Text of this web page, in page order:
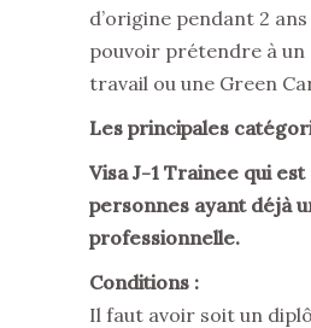
d’origine pendant 2
pouvoir prétendre à un
travail ou une Green
Les principales
Visa J-1 Trainee qui est
personnes ayant déjà
professionnelle.
Conditions :
Il faut avoir soit un